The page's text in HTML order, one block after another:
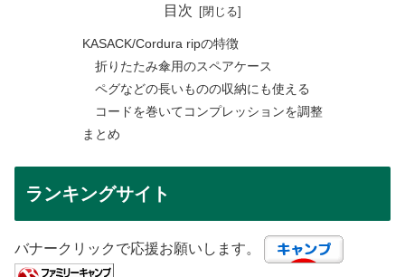
目次
KASACK/Cordura ripの特徴
折りたたみ傘用のスペアケース
ペグなどの長いものの収納にも使える
コードを巻いてコンプレッションを調整
まとめ
ランキングサイト
バナークリックで応援お願いします。